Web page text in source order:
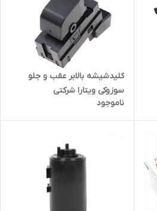
کلیدشیشه بالابر عقب و جلو
سوزوکی ویتارا شرکتی
ناموجود